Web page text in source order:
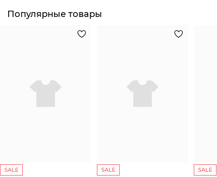
Популярные товары
SALE SALE SALE